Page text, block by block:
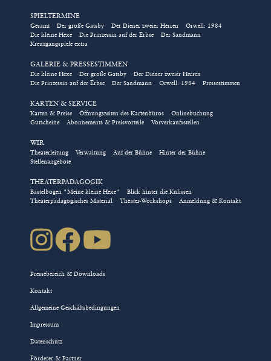
SPIELTERMINE
Gesamt Der große Gatsby Der Diener zweier Herren
Orwell: 1984
Die kleine Hexe
Die Prinzessin auf der Erbse
Der Sandmann
Kreuzgangspiele extra
GALERIE & PRESSESTIMMEN
Die kleine Hexe Der große Gatsby
Der Diener zweier Herren
Die Prinzessin auf der Erbse
Der Sandmann Orwell: 1984 Pressestimmen
KARTEN & SERVICE
Karten & Preise Öffnungszeiten des Kartenbüros
Onlinebuchung
Gutscheine
Abonnements & Preisvorteile Vorverkaufsstellen
WIR
Theaterleitung Verwaltung Auf der Bühne
Hinter der Bühne
Stellenangebote
THEATERPÄDAGOGIK
Bastelbogen "Meine kleine Hexe"
Blick hinter die Kulissen
Theaterpädagogisches Material
Theater-Workshops Anmeldung & Kontakt
Pressebereich & Downloads
Kontakt
Allgemeine Geschäftsbedingungen
Impressum
Datenschutz
Förderer & Partner